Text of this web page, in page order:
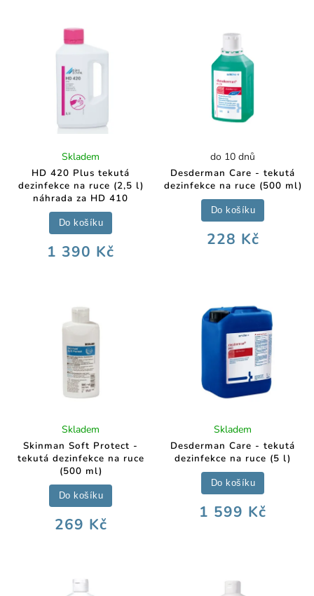
HD 420 Plus tekutá
dezinfekce na ruce (2,5 l)
náhrada za HD 410
Skladem
1 390 Kč
Do košíku
Desderman Care - tekutá
dezinfekce na ruce (500 ml)
do 10 dnů
228 Kč
Do košíku
Skinman Soft Protect -
tekutá dezinfekce na ruce
(500 ml)
Skladem
269 Kč
Do košíku
Desderman Care - tekutá
dezinfekce na ruce (5 l)
Skladem
1 599 Kč
Do košíku